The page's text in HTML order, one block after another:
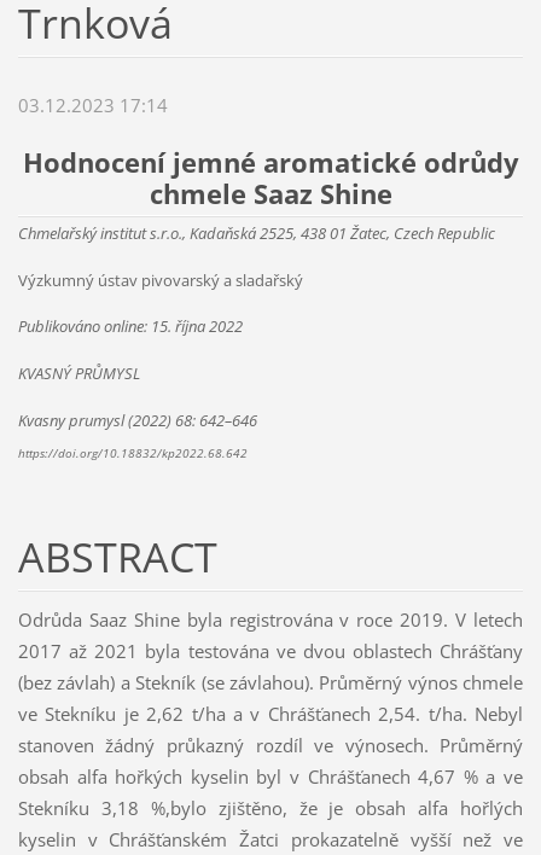
Trnková
03.12.2023 17:14
Hodnocení jemné aromatické odrůdy
chmele Saaz Shine
Chmelařský institut s.r.o., Kadaňská 2525, 438 01 Žatec, Czech Republic
Výzkumný ústav pivovarský a sladařský
Publikováno online: 15. října 2022
KVASNÝ PRŮMYSL
Kvasny prumysl (2022) 68: 642–646
https://doi.org/10.18832/kp2022.68.642
ABSTRACT
Odrůda Saaz Shine byla registrována v roce 2019. V letech
2017 až 2021 byla testována ve dvou oblastech Chrášťany
(bez závlah) a Stekník (se závlahou). Průměrný výnos chmele
ve Stekníku je 2,62 t/ha a v Chrášťanech 2,54. t/ha. Nebyl
stanoven žádný průkazný rozdíl ve výnosech. Průměrný
obsah alfa hořkých kyselin byl v Chrášťanech 4,67 % a ve
Stekníku 3,18 %,bylo zjištěno, že je obsah alfa hořlých
kyselin v Chrášťanském Žatci prokazatelně vyšší než ve